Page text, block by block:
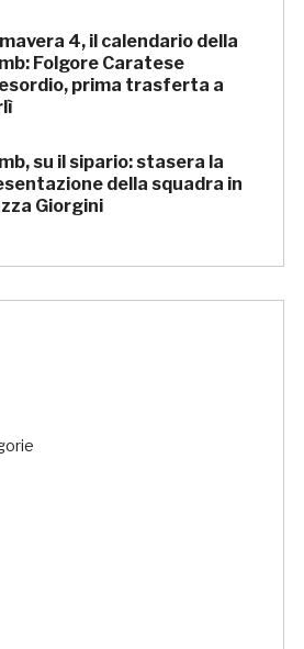
4, il calendario della
Folgore Caratese
prima trasferta a
su il sipario: stasera la
della squadra in
Giorgini